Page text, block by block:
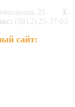
25
E-
(3812) 25-37-03
сайт: